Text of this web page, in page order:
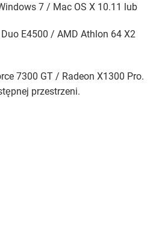
7 / Mac OS X 10.11 lub
E4500 / AMD Athlon 64 X2
7300 GT / Radeon X1300 Pro.
przestrzeni.